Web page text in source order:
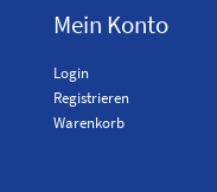
Mein Konto
Login
Registrieren
Warenkorb